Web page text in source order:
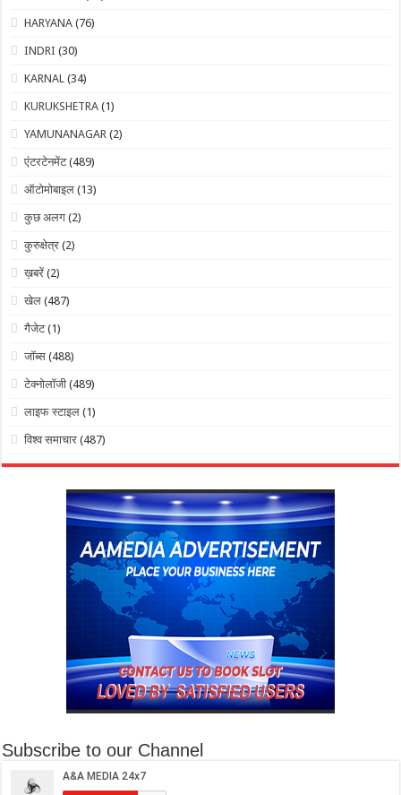
HARYANA (76)
INDRI (30)
KARNAL (34)
KURUKSHETRA (1)
YAMUNANAGAR (2)
एंटरटेनमेंट(489)
ऑटोमोबाइल (13)
कुछ अलग (2)
कुरुक्षेत्र (2)
ख़बरें (2)
खेल (487)
गैजेट(1)
जॉब्स (488)
टेक्नोलॉजी (489)
लाइफ स्टाइल (1)
विश्व समाचार (487)
Subscribe to our Channel